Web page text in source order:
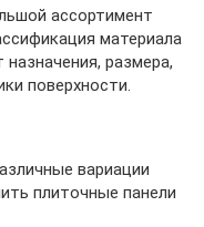
ассортимент
материала
размера,
поверхности.
вариации
плиточные панели